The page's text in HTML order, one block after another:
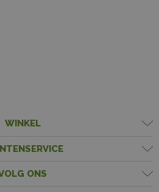
WINKEL
ONS